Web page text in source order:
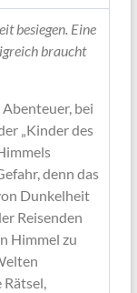
besiegen. Eine
braucht
bei
„Kinder des
denn das
Dunkelheit
Reisenden
Himmel zu